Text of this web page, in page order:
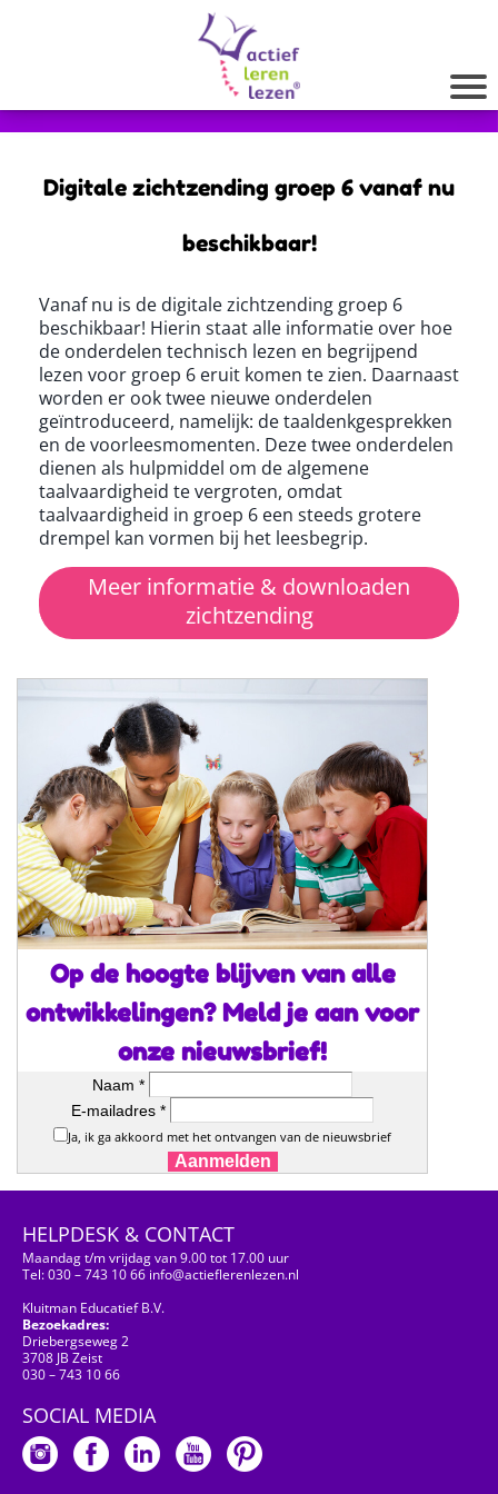
Digitale zichtzending groep 6 vanaf nu
beschikbaar!
Vanaf nu is de digitale zichtzending groep 6
beschikbaar! Hierin staat alle informatie over hoe
de onderdelen technisch lezen en begrijpend
lezen voor groep 6 eruit komen te zien. Daarnaast
worden er ook twee nieuwe onderdelen
geïntroduceerd, namelijk: de taaldenkgesprekken
en de voorleesmomenten. Deze twee onderdelen
dienen als hulpmiddel om de algemene
taalvaardigheid te vergroten, omdat
taalvaardigheid in groep 6 een steeds grotere
drempel kan vormen bij het leesbegrip.
Meer informatie & downloaden
zichtzending
Op de hoogte blijven van alle
ontwikkelingen? Meld je aan voor
onze nieuwsbrief!
Naam *
E-mailadres *
Ja, ik ga akkoord met het ontvangen van de nieuwsbrief
Aanmelden
HELPDESK & CONTACT
Maandag t/m vrijdag van 9.00 tot 17.00 uur
Tel: 030 – 743 10 66 info@actieflerenlezen.nl
Kluitman Educatief B.V.
Bezoekadres:
Driebergseweg 2
3708 JB Zeist
030 – 743 10 66
SOCIAL MEDIA